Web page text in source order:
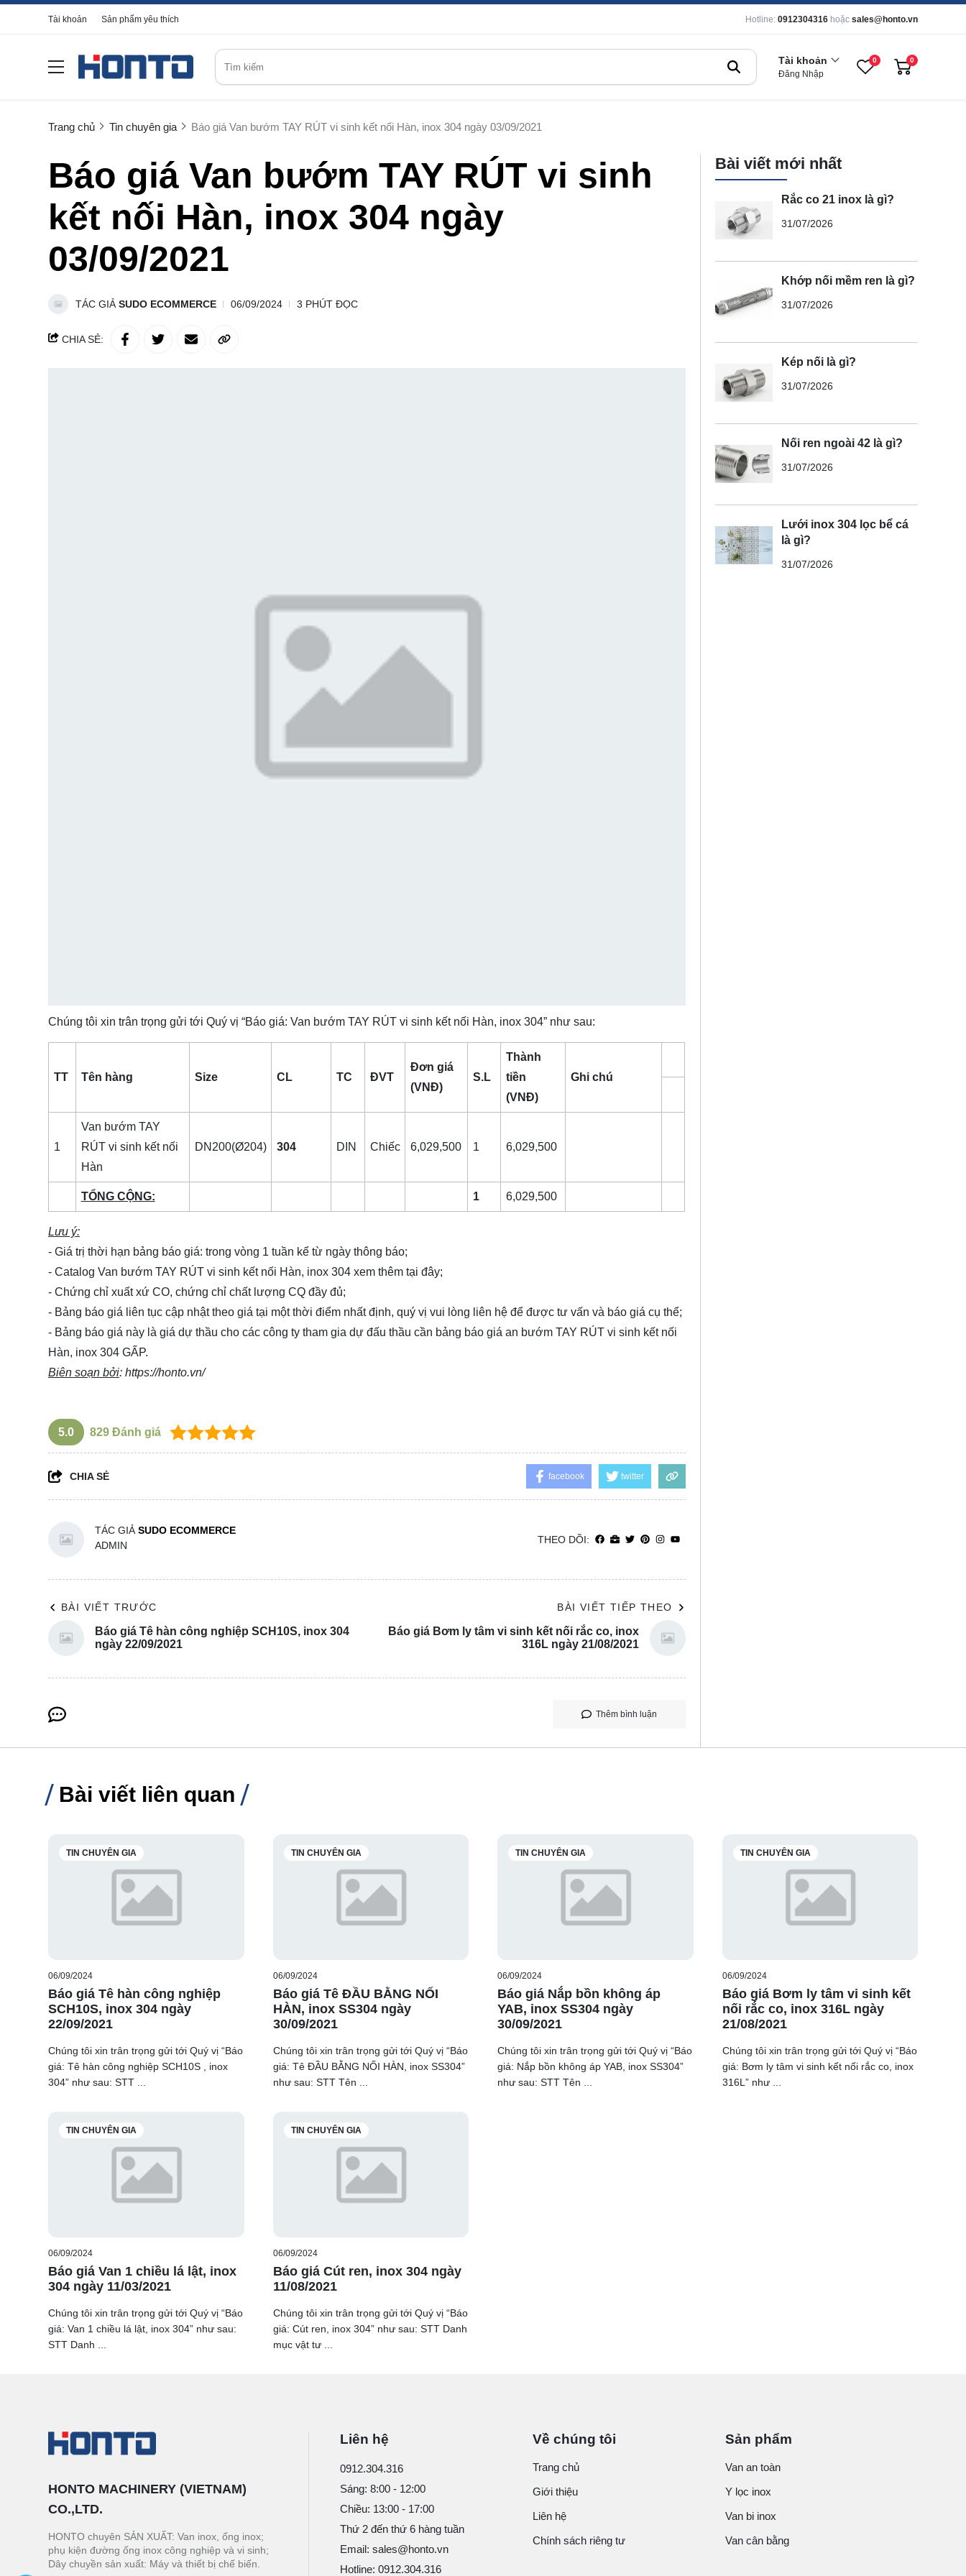
Tài khoản Sản phẩm yêu thích Hotline: 0912304316 hoặc sales@honto.vn
Tài khoản
Đăng Nhập
0 0
Trang chủ Tin chuyên gia Báo giá Van bướm TAY RÚT vi sinh kết nối Hàn, inox 304 ngày 03/09/2021
Báo giá Van bướm TAY RÚT vi sinh
kết nối Hàn, inox 304 ngày
03/09/2021
TÁC GIẢ SUDO ECOMMERCE 06/09/2024 3 PHÚT ĐỌC
CHIA SẺ:
Chúng tôi xin trân trọng gửi tới Quý vị “Báo giá: Van bướm TAY RÚT vi sinh kết nối Hàn, inox 304” như sau:
TT Tên hàng Size CL TC ĐVT
Đơn giá
(VNĐ)
S.L
Thành
tiền
(VNĐ)
Ghi chú
1
Van bướm TAY
RÚT vi sinh kết nối
Hàn
DN200(Ø204) 304 DIN Chiếc 6,029,500 1 6,029,500
TỔNG CỘNG: 1 6,029,500
Lưu ý:
- Giá trị thời hạn bảng báo giá: trong vòng 1 tuần kể từ ngày thông báo;
- Catalog Van bướm TAY RÚT vi sinh kết nối Hàn, inox 304 xem thêm tại đây;
- Chứng chỉ xuất xứ CO, chứng chỉ chất lượng CQ đầy đủ;
- Bảng báo giá liên tục cập nhật theo giá tại một thời điểm nhất định, quý vị vui lòng liên hệ để được tư vấn và báo giá cụ thể;
- Bảng báo giá này là giá dự thầu cho các công ty tham gia dự đấu thầu cần bảng báo giá an bướm TAY RÚT vi sinh kết nối
Hàn, inox 304 GẤP.
Biên soạn bởi: https://honto.vn/
5.0 829 Đánh giá
CHIA SẺ facebook twitter
TÁC GIẢSUDO ECOMMERCE
ADMIN
THEO DÕI:
BÀI VIẾT TRƯỚC
Báo giá Tê hàn công nghiệp SCH10S, inox 304
ngày 22/09/2021
BÀI VIẾT TIẾP THEO
Báo giá Bơm ly tâm vi sinh kết nối rắc co, inox
316L ngày 21/08/2021
Thêm bình luận
Bài viết mới nhất
Rắc co 21 inox là gì?
31/07/2026
Khớp nối mềm ren là gì?
31/07/2026
Kép nối là gì?
31/07/2026
Nối ren ngoài 42 là gì?
31/07/2026
Lưới inox 304 lọc bể cá
là gì?
31/07/2026
Bài viết liên quan
TIN CHUYÊN GIA
06/09/2024
Báo giá Tê hàn công nghiệp
SCH10S, inox 304 ngày
22/09/2021
Chúng tôi xin trân trọng gửi tới Quý vị “Báo
giá: Tê hàn công nghiệp SCH10S , inox
304” như sau: STT ...
TIN CHUYÊN GIA
06/09/2024
Báo giá Tê ĐẦU BẰNG NỐI
HÀN, inox SS304 ngày
30/09/2021
Chúng tôi xin trân trọng gửi tới Quý vị “Báo
giá: Tê ĐẦU BẰNG NỐI HÀN, inox SS304”
như sau: STT Tên ...
TIN CHUYÊN GIA
06/09/2024
Báo giá Nắp bồn không áp
YAB, inox SS304 ngày
30/09/2021
Chúng tôi xin trân trọng gửi tới Quý vị “Báo
giá: Nắp bồn không áp YAB, inox SS304”
như sau: STT Tên ...
TIN CHUYÊN GIA
06/09/2024
Báo giá Bơm ly tâm vi sinh kết
nối rắc co, inox 316L ngày
21/08/2021
Chúng tôi xin trân trọng gửi tới Quý vị “Báo
giá: Bơm ly tâm vi sinh kết nối rắc co, inox
316L” như ...
TIN CHUYÊN GIA
06/09/2024
Báo giá Van 1 chiều lá lật, inox
304 ngày 11/03/2021
Chúng tôi xin trân trọng gửi tới Quý vị “Báo
giá: Van 1 chiều lá lật, inox 304” như sau:
STT Danh ...
TIN CHUYÊN GIA
06/09/2024
Báo giá Cút ren, inox 304 ngày
11/08/2021
Chúng tôi xin trân trọng gửi tới Quý vị “Báo
giá: Cút ren, inox 304” như sau: STT Danh
mục vật tư ...
HONTO MACHINERY (VIETNAM)
CO.,LTD.
HONTO chuyên SẢN XUẤT: Van inox, ống inox;
phụ kiện đường ống inox công nghiệp và vi sinh;
Dây chuyền sản xuất: Máy và thiết bị chế biến.
Liên hệ
0912.304.316
Sáng: 8:00 - 12:00
Chiều: 13:00 - 17:00
Thứ 2 đến thứ 6 hàng tuần
Email: sales@honto.vn
Hotline: 0912.304.316
Về chúng tôi
Trang chủ
Giới thiệu
Liên hệ
Chính sách riêng tư
Sản phẩm
Van an toàn
Y lọc inox
Van bi inox
Van cân bằng